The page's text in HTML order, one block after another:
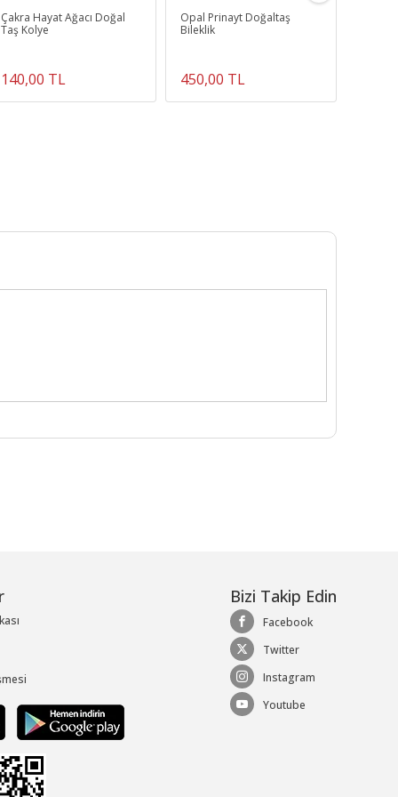
Çakra Hayat Ağacı Doğal
Taş Kolye
140,00 TL
Opal Prinayt Doğaltaş
Bileklik
450,00 TL
Bizi Takip Edin
Facebook
Twitter
Instagram
Youtube